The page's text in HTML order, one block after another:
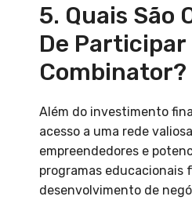
5. Quais São
De Participar
Combinator?
Além do investimento
acesso a uma rede
empreendedores e
programas educacionais
desenvolvimento de